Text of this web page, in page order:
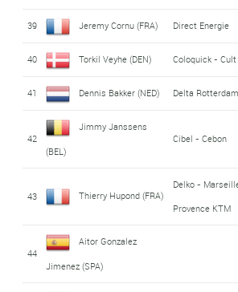
39 Jeremy Cornu (FRA) Direct Energie
40 Torkil Veyhe (DEN) Coloquick - Cult
41 Dennis Bakker (NED) Delta Rotterdam
42
Jimmy Janssens
(BEL)
Cibel - Cebon
43 Thierry Hupond (FRA)
Delko -
Provence KTM
44
Aitor Gonzalez
Jimenez (SPA)